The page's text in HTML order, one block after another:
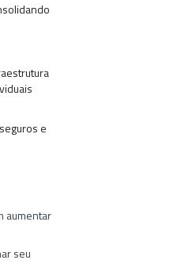
e
aumentar
seu